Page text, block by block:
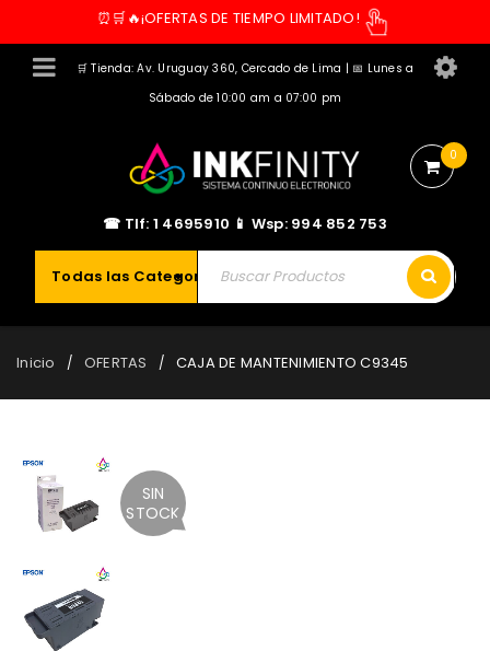
⏰🛒🔥¡OFERTAS DE TIEMPO LIMITADO!
🛒 Tienda: Av. Uruguay 360, Cercado de Lima | 📅 Lunes a
Sábado de 10:00 am a 07:00 pm
☎ Tlf: 1 4695910 📱 Wsp: 994 852 753
Todas las Categorías
0
Inicio / OFERTAS / CAJA DE MANTENIMIENTO C9345
SIN
STOCK